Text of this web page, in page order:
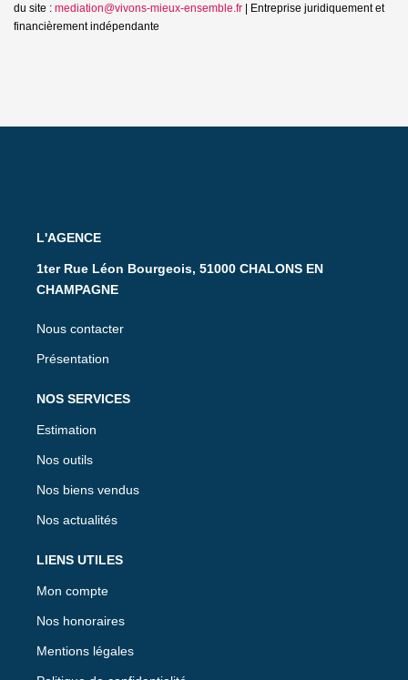
du site : mediation@vivons-mieux-ensemble.fr | Entreprise juridiquement et
financièrement indépendante
L'AGENCE
1ter Rue Léon Bourgeois, 51000 CHALONS EN
CHAMPAGNE
Nous contacter
Présentation
NOS SERVICES
Estimation
Nos outils
Nos biens vendus
Nos actualités
LIENS UTILES
Mon compte
Nos honoraires
Mentions légales